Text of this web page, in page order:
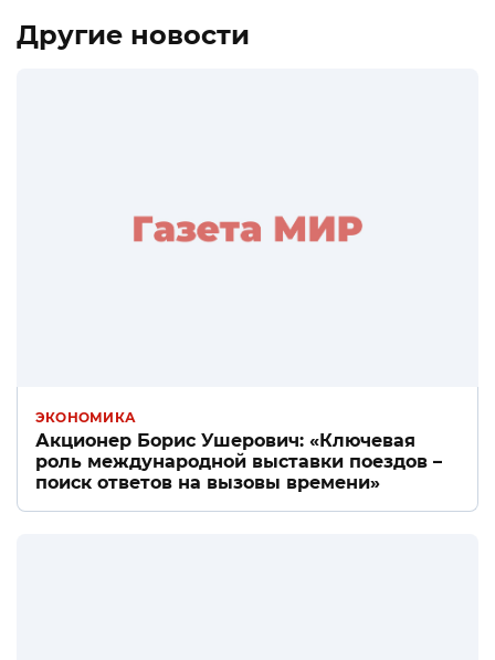
Другие новости
ЭКОНОМИКА
Акционер Борис Ушерович: «Ключевая
роль международной выставки поездов –
поиск ответов на вызовы времени»